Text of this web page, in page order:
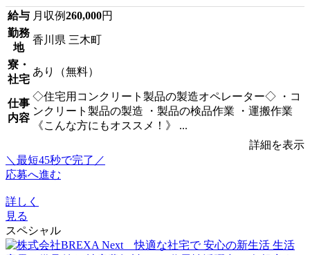
給与 月収例260,000円
勤務
地
香川県 三木町
寮・
社宅
あり（無料）
仕事
内容
◇住宅用コンクリート製品の製造オペレーター◇ ・コ
ンクリート製品の製造 ・製品の検品作業 ・運搬作業
《こんな方にもオススメ！》 ...
詳細を表示
＼最短45秒で完了／
応募へ進む
詳しく
見る
スペシャル